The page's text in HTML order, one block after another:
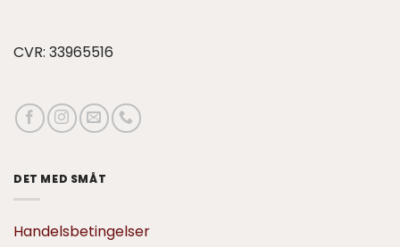
CVR: 33965516
DET MED SMÅT
Handelsbetingelser